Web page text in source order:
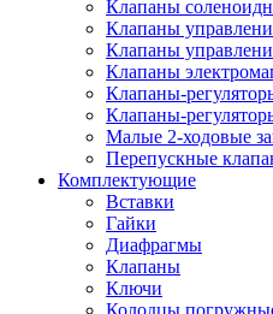
Клапаны
Клапаны
Клапаны
Клапаны
Клапаны-
Клапаны-
Малые 2-ходовые
Перепускные
Комплектующие
Вставки
Гайки
Диафрагмы
Клапаны
Ключи
Колодцы